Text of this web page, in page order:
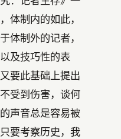
体制内的如此，
制外的记者，
及技巧性的表
要此基础上提出
受到伤害，谈何
声音总是容易被
要考察历史，我